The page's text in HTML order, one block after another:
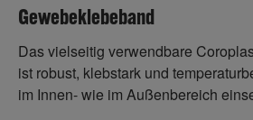
Gewebeklebeband
Das vielseitig verwendbare
ist robust, klebstark und
im Innen- wie im Außenbereich